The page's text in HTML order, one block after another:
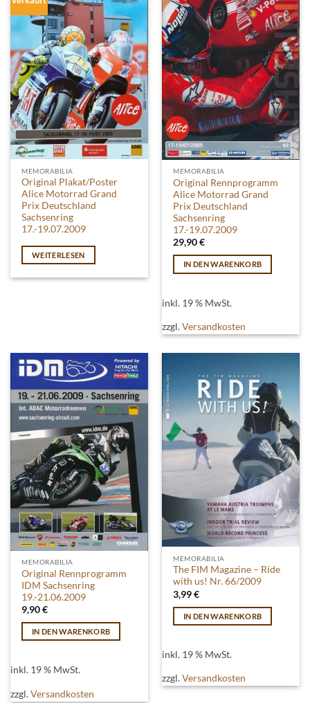
MEMORABILIA
Original Plakat/Poster
Alice Motorrad Grand
Prix Deutschland
Sachsenring
17.-19.07.2009
WEITERLESEN
MEMORABILIA
Original Rennprogramm
Alice Motorrad Grand
Prix Deutschland
Sachsenring
17.-19.07.2009
29,90€
IN DEN WARENKORB
inkl. 19 % MwSt.
zzgl.Versandkosten
MEMORABILIA
Original Rennprogramm
IDM Sachsenring
19.-21.06.2009
9,90€
IN DEN WARENKORB
inkl. 19 % MwSt.
zzgl.Versandkosten
MEMORABILIA
The FIM Magazine – Ride
with us! Nr. 66/2009
3,99€
IN DEN WARENKORB
inkl. 19 % MwSt.
zzgl.Versandkosten